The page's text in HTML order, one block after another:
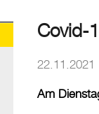
Covid-
22.11.2021
Am